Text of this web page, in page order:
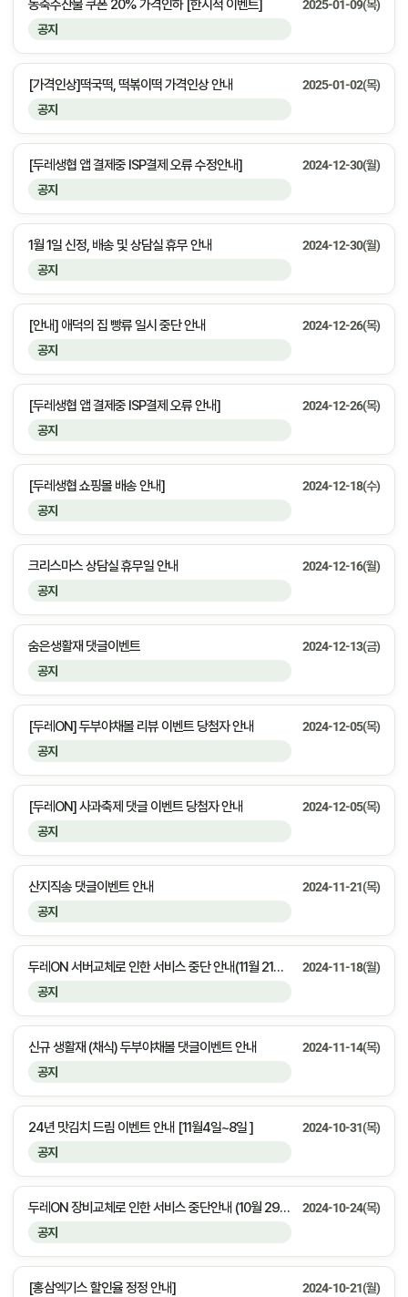
공지
농축수산물 쿠폰 20% 가격인하 [한시적 이벤트] 2025-01-09(목)
공지
[가격인상]떡국떡, 떡볶이떡 가격인상 안내 2025-01-02(목)
공지
[두레생협 앱 결제중 ISP결제 오류 수정안내] 2024-12-30(월)
공지
1월 1일 신정, 배송 및 상담실 휴무 안내 2024-12-30(월)
공지
[안내] 애덕의 집 빵류 일시 중단 안내 2024-12-26(목)
공지
[두레생협 앱 결제중 ISP결제 오류 안내] 2024-12-26(목)
공지
[두레생협 쇼핑몰 배송 안내] 2024-12-18(수)
공지
크리스마스 상담실 휴무일 안내 2024-12-16(월)
공지
숨은생활재 댓글이벤트 2024-12-13(금)
공지
[두레ON] 두부야채볼 리뷰 이벤트 당첨자 안내 2024-12-05(목)
공지
[두레ON] 사과축제 댓글 이벤트 당첨자 안내 2024-12-05(목)
공지
산지직송 댓글이벤트 안내 2024-11-21(목)
공지
두레ON 서버교체로 인한 서비스 중단 안내(11월 21일 오후 11시부터 22일 오전 3시까지) 2024-11-18(월)
공지
신규 생활재 (채식) 두부야채볼 댓글이벤트 안내 2024-11-14(목)
공지
24년 맛김치 드림 이벤트 안내 [11월4일~8일 ] 2024-10-31(목)
공지
두레ON 장비교체로 인한 서비스 중단안내 (10월 29일 화요일 오전 7시부터 8시까지) 2024-10-24(목)
[홍삼엑기스 할인율 정정 안내] 2024-10-21(월)